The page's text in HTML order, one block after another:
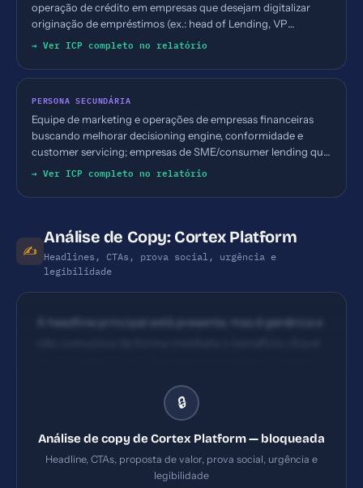
operação de crédito em empresas que desejam digitalizar
originação de empréstimos (ex.: head of Lending, VP
Product, CTO) em empresas com foco em Lending-as-a-
→ Ver ICP completo no relatório
PERSONA SECUNDÁRIA
Equipe de marketing e operações de empresas financeiras
buscando melhorar decisioning engine, conformidade e
customer servicing; empresas de SME/consumer lending que
precisam de solução end-to-end
→ Ver ICP completo no relatório
✍️
Análise de Copy: Cortex Platform
Headlines, CTAs, prova social, urgência e
legibilidade
A headline principal está presente, mas é genérica e
Through Digital Innovation' sugere inovação, mas
não deixa claro qual problema de negócio é
ineficiências, acelerar originação). CTAs aparecem
como 'Start Now', 'More Details', 'Read More', 'Call us
🔒
Análise de copy de Cortex Platform — bloqueada
Headline, CTAs, proposta de valor, prova social, urgência e
legibilidade